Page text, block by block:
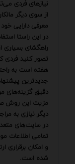
نیازهای فردی
از سوی دیگر
معرفی دارایی
در این راستا
راهگشای بسیاری
تصور کنید فردی
هفته است به
جدیدترین
دقیق گزینه‌های
مزیت این روش
دیگر نیازی به
در سایت‌های
تمامی اطلاعات
و امکان برقراری
شده است.